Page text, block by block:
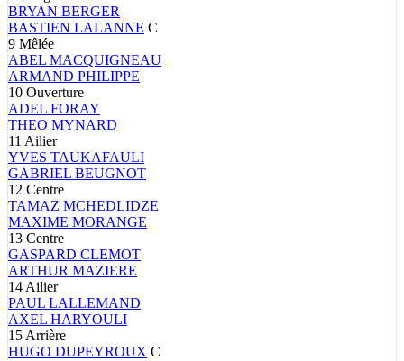
BRYAN BERGER
BASTIEN LALANNE C
9 Mêlée
ABEL MACQUIGNEAU
ARMAND PHILIPPE
10 Ouverture
ADEL FORAY
THEO MYNARD
11 Ailier
YVES TAUKAFAULI
GABRIEL BEUGNOT
12 Centre
TAMAZ MCHEDLIDZE
MAXIME MORANGE
13 Centre
GASPARD CLEMOT
ARTHUR MAZIERE
14Ailier
PAUL LALLEMAND
AXEL HARYOULI
15Arrière
HUGO DUPEYROUX C